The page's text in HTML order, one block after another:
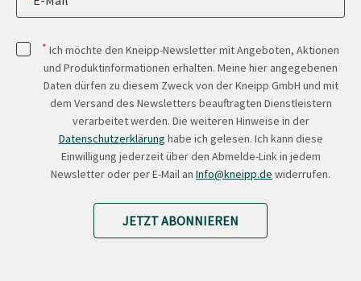
* Ich möchte den Kneipp-Newsletter mit Angeboten, Aktionen
und Produktinformationen erhalten. Meine hier angegebenen
Daten dürfen zu diesem Zweck von der Kneipp GmbH und mit
dem Versand des Newsletters beauftragten Dienstleistern
verarbeitet werden. Die weiteren Hinweise in der
Datenschutzerklärung habe ich gelesen. Ich kann diese
Einwilligung jederzeit über den Abmelde-Link in jedem
Newsletter oder per E-Mail an Info@kneipp.de widerrufen.
JETZT ABONNIEREN